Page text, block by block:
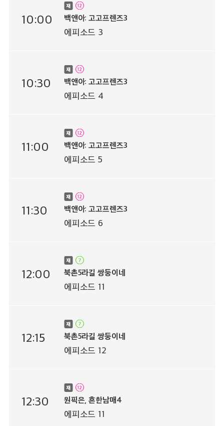
10:00 백앤아: 고고프렌즈3
에피소드 3
10:30 백앤아: 고고프렌즈3
에피소드 4
11:00 백앤아: 고고프렌즈3
에피소드 5
11:30 백앤아: 고고프렌즈3
에피소드 6
12:00 북촌5라길 쌍둥이네
에피소드 11
12:15 북촌5라길 쌍둥이네
에피소드 12
12:30 원픽은, 흔한남매4
에피소드 11